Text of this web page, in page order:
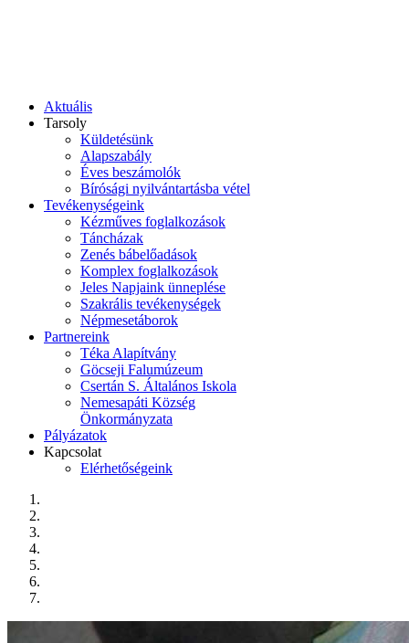
Aktuális
Tarsoly
Küldetésünk
Alapszabály
Éves beszámolók
Bírósági nyilvántartásba vétel
Tevékenységeink
Kézműves foglalkozások
Táncházak
Zenés bábelőadások
Komplex foglalkozások
Jeles Napjaink ünneplése
Szakrális tevékenységek
Népmesetáborok
Partnereink
Téka Alapítvány
Göcseji Falumúzeum
Csertán S. Általános Iskola
Nemesapáti Község
Önkormányzata
Pályázatok
Kapcsolat
Elérhetőségeink